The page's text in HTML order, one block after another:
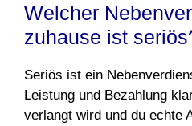
Welcher
zuhause ist
Seriös ist ein
Leistung und Bezahlung
verlangt wird und du echte